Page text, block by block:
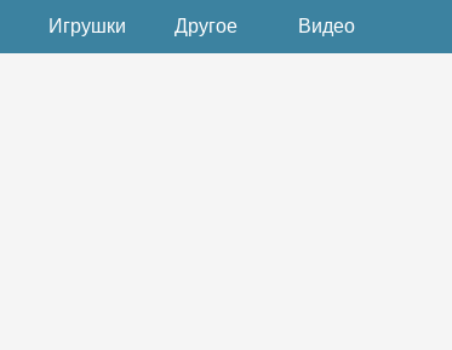
Игрушки Другое Видео